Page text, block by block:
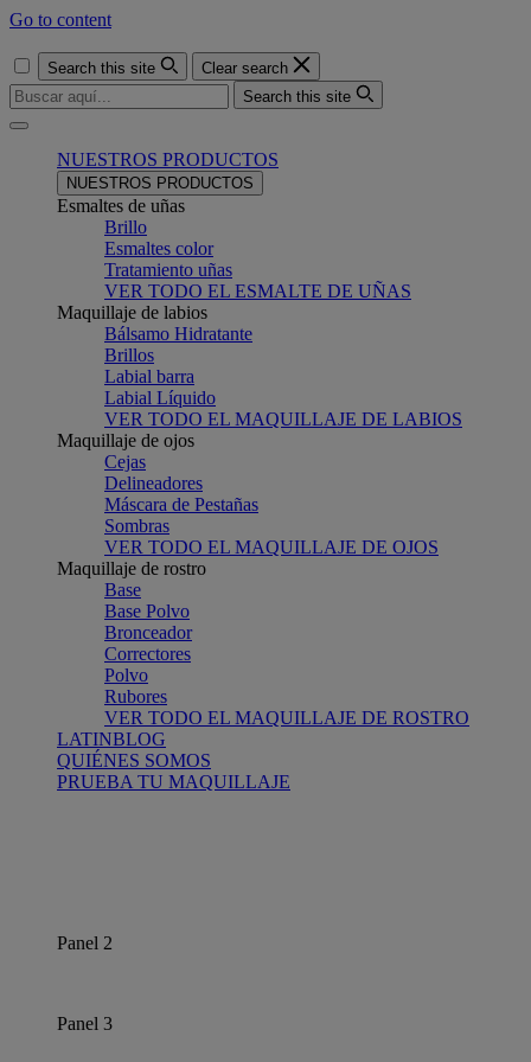
Go to content
Search this site
Clear search
Search this site
Menu
NUESTROS PRODUCTOS
NUESTROS PRODUCTOS
Esmaltes de uñas
Brillo
Esmaltes color
Tratamiento uñas
VER TODO EL ESMALTE DE UÑAS
Maquillaje de labios
Bálsamo Hidratante
Brillos
Labial barra
Labial Líquido
VER TODO EL MAQUILLAJE DE LABIOS
Maquillaje de ojos
Cejas
Delineadores
Máscara de Pestañas
Sombras
VER TODO EL MAQUILLAJE DE OJOS
Maquillaje de rostro
Base
Base Polvo
Bronceador
Correctores
Polvo
Rubores
VER TODO EL MAQUILLAJE DE ROSTRO
LATINBLOG
QUIÉNES SOMOS
PRUEBA TU MAQUILLAJE
Panel 2
Panel 3